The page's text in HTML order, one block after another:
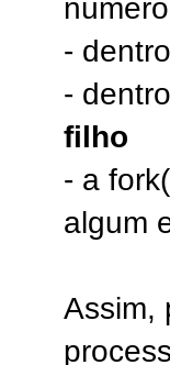
-
-
filho
- a
algum
Assim,